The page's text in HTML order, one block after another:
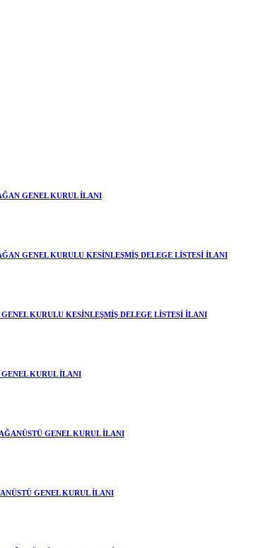
GENEL KURUL İLANI
GENEL KURULU KESİNLEŞMİŞ DELEGE LİSTESİ İLANI
KURULU KESİNLEŞMİŞ DELEGE LİSTESİ İLANI
KURUL İLANI
GENEL KURUL İLANI
GENEL KURUL İLANI